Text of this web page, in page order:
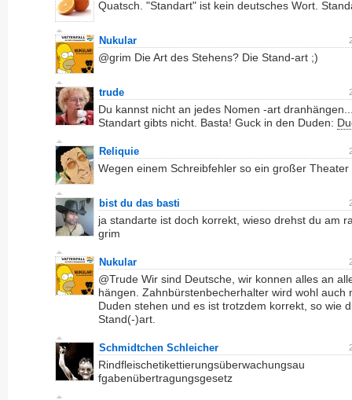
Quatsch. "Standart" ist kein deutsches Wort.
Nukular
@grim Die Art des Stehens? Die Stand-art ;)
trude
Du kannst nicht an jedes Nomen -art
Standart gibts nicht. Basta! Guck in den Duden:
Reliquie
Wegen einem Schreibfehler so ein großer Theater
bist du das basti
ja standarte ist doch korrekt, wieso drehst du am
grim
Nukular
@Trude Wir sind Deutsche, wir konnen alles an
hängen. Zahnbürstenbecherhalter wird wohl auch
Duden stehen und es ist trotzdem korrekt, so wie
Stand(-)art.
Schmidtchen Schleicher
Rindfleischetikettierungsüberwachungsau
fgabenübertragungsgesetz